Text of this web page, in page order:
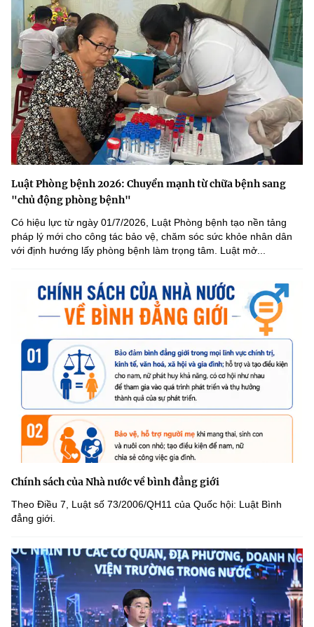
Luật Phòng bệnh 2026: Chuyển mạnh từ chữa bệnh sang
"chủ động phòng bệnh"
Có hiệu lực từ ngày 01/7/2026, Luật Phòng bệnh tạo nền tảng
pháp lý mới cho công tác bảo vệ, chăm sóc sức khỏe nhân dân
với định hướng lấy phòng bệnh làm trọng tâm. Luật mở...
Chính sách của Nhà nước về bình đẳng giới
Theo Điều 7, Luật số 73/2006/QH11 của Quốc hội: Luật Bình
đẳng giới.